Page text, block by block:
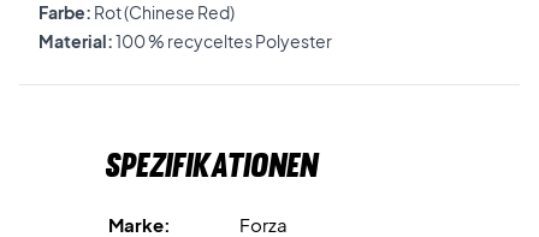
Farbe: Rot (Chinese Red)
Material:100 % recyceltes Polyester
Spezifikationen
Marke:
Forza